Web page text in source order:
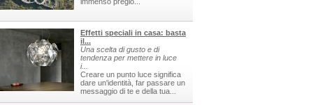
Effetti speciali in casa: basta
il...
Una scelta di gusto e di
tendenza per mettere in luce
i...
Creare un punto luce significa
dare un'identità, far passare un
messaggio di te e della tua...